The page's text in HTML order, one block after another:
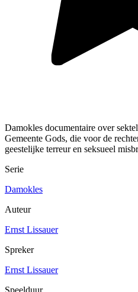
Damokles documentaire over
Gemeente Gods, die voor de
geestelijke terreur en seksueel
Serie
Damokles
Auteur
Ernst Lissauer
Spreker
Ernst Lissauer
Speelduur